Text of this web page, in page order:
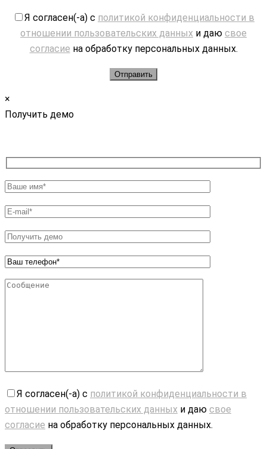
Я согласен(-а) с политикой конфиденциальности в
отношении пользовательских данных и даю свое
согласие на обработку персональных данных.
×
Получить демо
Я согласен(-а) с политикой конфиденциальности в
отношении пользовательских данных и даю свое
согласие на обработку персональных данных.